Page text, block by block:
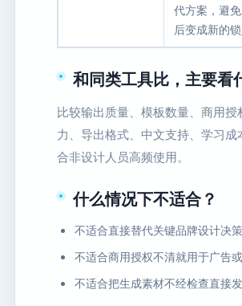
代方案，避
后变成新的锁
和同类工具比，主要看
比较输出质量、模板数量、商用授
力、导出格式、中文支持、学习成
合非设计人员高频使用。
什么情况下不适合？
不适合直接替代关键品牌设计决策
不适合商用授权不清就用于广告
不适合把生成素材不经检查直接